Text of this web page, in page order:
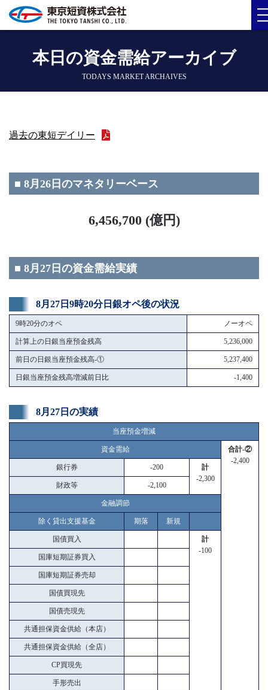
本日の資金需給アーカイブ
TODAYS MARKET ARCHAIVES
過去の東短デイリー
■ 8月26日のマネタリーベース
6,456,700 (億円)
■ 8月27日の資金需給実績
8月27日9時20分日銀オペ後の状況
9時20分のオペ ノーオペ
計算上の日銀当座預金残高 5,236,000
前日の日銀当座預金残高-① 5,237,400
日銀当座預金残高増減前日比 -1,400
8月27日の実績
当座預金増減
資金需給
合計-②
-2,400
銀行券 -200
計
-2,300
財政等 -2,100
金融調節
除く貸出支援基金 期落 新規
国債買入
計
-100
国庫短期証券買入
国庫短期証券売却
国債買現先
国債売現先
共通担保資金供給（本店）
共通担保資金供給（全店）
CP買現先
手形売出